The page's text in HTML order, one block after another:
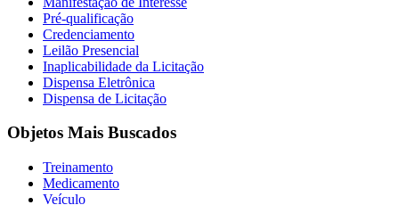
Pré-qualificação
Credenciamento
Leilão Presencial
Inaplicabilidade da Licitação
Dispensa Eletrônica
Dispensa de Licitação
Objetos Mais Buscados
Treinamento
Medicamento
Veículo